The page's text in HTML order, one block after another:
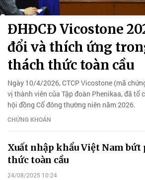
ĐHĐCĐ Vicostone
đổi và thích ứng
thách thức toàn cầu
Ngày 10/4/2026, CTCP Vicostone (mã
vị thành viên của Tập đoàn Phenikaa, đã tổ
hội đồng Cổ đông thường niên năm 2026.
CHỨNG KHOÁN
Xuất nhập khẩu Việt Nam bứt
thức toàn cầu
24/08/2025 10:24